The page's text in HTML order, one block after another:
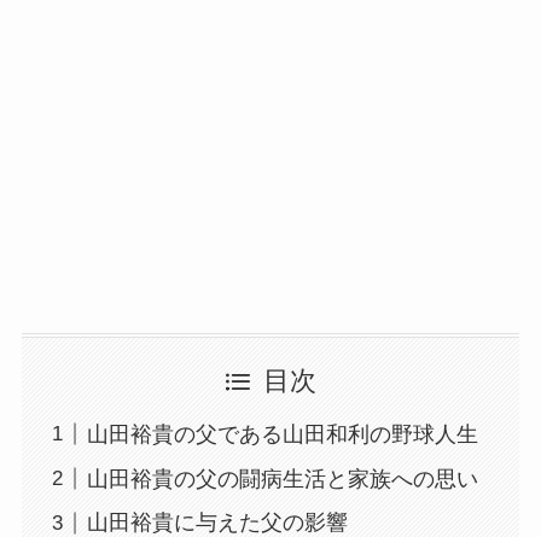
目次
山田裕貴の父である山田和利の野球人生
山田裕貴の父の闘病生活と家族への思い
山田裕貴に与えた父の影響